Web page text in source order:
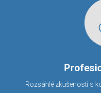
Rozsáhlé zkušenosti s